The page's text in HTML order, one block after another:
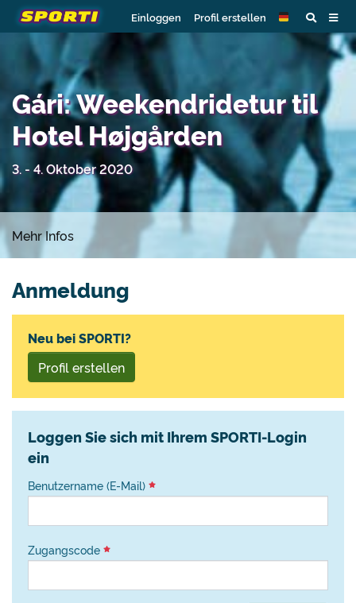
Einloggen Profil erstellen
Gári: Weekendridetur til
Hotel Højgården
3. - 4. Oktober 2020
Mehr Infos
Anmeldung
Neu bei SPORTI?
Profil erstellen
Loggen Sie sich mit Ihrem SPORTI-Login
ein
Benutzername (E-Mail)
Zugangscode